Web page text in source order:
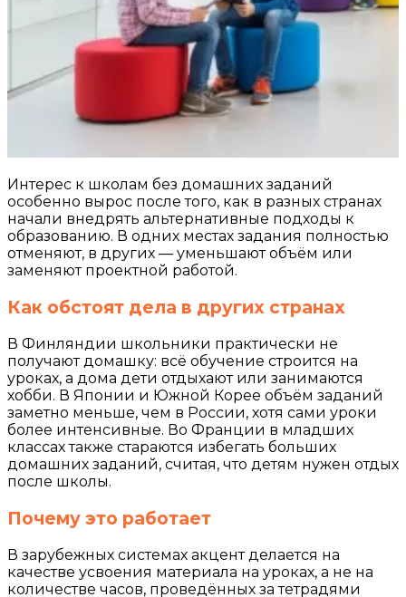
Интерес к школам без домашних заданий
особенно вырос после того, как в разных странах
начали внедрять альтернативные подходы к
образованию. В одних местах задания полностью
отменяют, в других — уменьшают объём или
заменяют проектной работой.
Как обстоят дела в других странах
В Финляндии школьники практически не
получают домашку: всё обучение строится на
уроках, а дома дети отдыхают или занимаются
хобби. В Японии и Южной Корее объём заданий
заметно меньше, чем в России, хотя сами уроки
более интенсивные. Во Франции в младших
классах также стараются избегать больших
домашних заданий, считая, что детям нужен отдых
после школы.
Почему это работает
В зарубежных системах акцент делается на
качестве усвоения материала на уроках, а не на
количестве часов, проведённых за тетрадями